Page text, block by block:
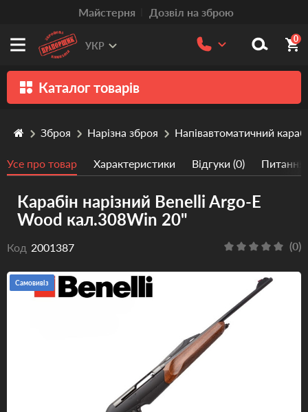
Mайстерня Дозвіл на зброю
УКР
0
Каталог товарів
Травматична зброя
Пістолети та револьвери
Оптика
Тюнінг
Аксесуари
Подарункові Сертифікати
Зброя Нарізна зброя Напівавтоматичний
Усе про товар Характеристики Відгуки (0)
Карабін нарізний Benelli Argo-E
Wood кал.308Win 20"
Код 2001387 (0)
Самовивіз